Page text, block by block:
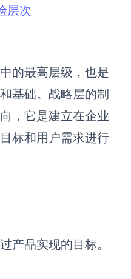
层次
的最高层级，也是
基础。战略层的制
，它是建立在企业
标和用户需求进行
产品实现的目标。